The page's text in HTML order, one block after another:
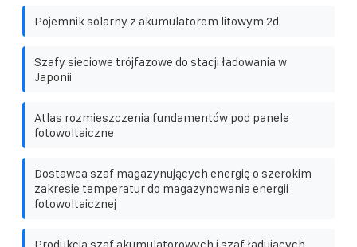
Pojemnik solarny z akumulatorem litowym 2d
Szafy sieciowe trójfazowe do stacji ładowania w
Japonii
Atlas rozmieszczenia fundamentów pod panele
fotowoltaiczne
Dostawca szaf magazynujących energię o szerokim
zakresie temperatur do magazynowania energii
fotowoltaicznej
Produkcja szaf akumulatorowych i szaf ładujących